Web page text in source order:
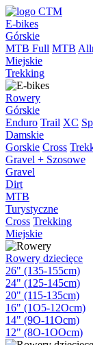
E-bikes
Górskie
MTB Full MTB
Miejskie
Trekking
Rowery
Górskie
Enduro Trail XC
Damskie
Gorskie Cross
Gravel + Szosowe
Gravel
Dirt
MTB
Turystyczne
Cross Trekking
Miejskie
Rowery dziecięce
26" (135-155cm)
24" (125-145cm)
20" (115-135cm)
16" (1O5-12Ocm)
14" (9O-11Ocm)
12" (8O-1OOcm)